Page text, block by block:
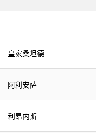
皇家桑坦德
阿利安萨
利昂内斯